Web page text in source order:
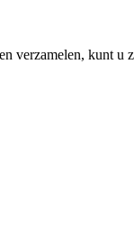
verzamelen, kunt u